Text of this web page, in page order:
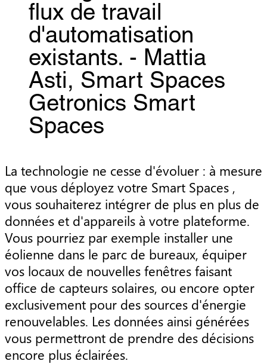
flux de travail
d'automatisation
existants. - Mattia
Asti, Smart Spaces
Getronics Smart
Spaces
La technologie ne cesse d'évoluer : à mesure
que vous déployez votre Smart Spaces ,
vous souhaiterez intégrer de plus en plus de
données et d'appareils à votre plateforme.
Vous pourriez par exemple installer une
éolienne dans le parc de bureaux, équiper
vos locaux de nouvelles fenêtres faisant
office de capteurs solaires, ou encore opter
exclusivement pour des sources d'énergie
renouvelables. Les données ainsi générées
vous permettront de prendre des décisions
encore plus éclairées.